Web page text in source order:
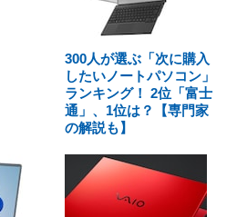
300人が選ぶ「次に購入
したいノートパソコン」
ランキング！ 2位「富士
通」、1位は？【専門家
の解説も】